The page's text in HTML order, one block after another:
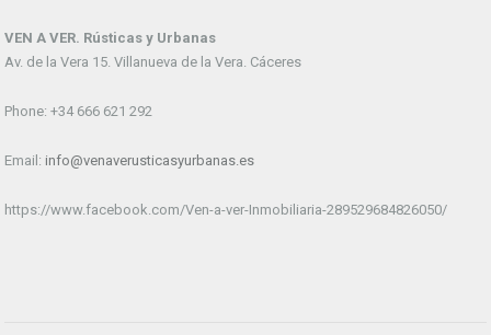
VEN A VER. Rústicas y Urbanas
Av. de la Vera 15. Villanueva de la Vera. Cáceres
Phone: +34 666 621 292
Email: info@venaverusticasyurbanas.es
https://www.facebook.com/Ven-a-ver-Inmobiliaria-289529684826050/